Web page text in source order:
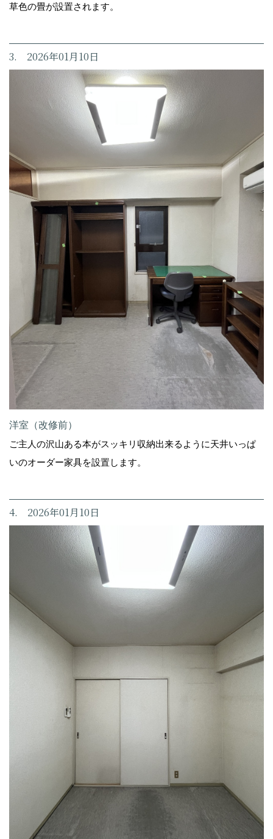
草色の畳が設置されます。
3. 2026年01月10日
洋室（改修前）
ご主人の沢山ある本がスッキリ収納出来るように天井いっぱ
いのオーダー家具を設置します。
4. 2026年01月10日